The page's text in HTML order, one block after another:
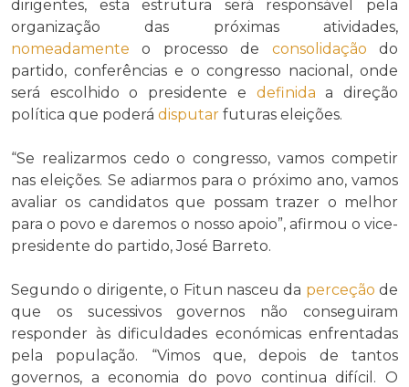
dirigentes, esta estrutura será responsável pela
organização das próximas atividades,
nomeadamente o processo de consolidação do
partido, conferências e o congresso nacional, onde
será escolhido o presidente e definida a direção
política que poderá disputar futuras eleições.
“Se realizarmos cedo o congresso, vamos competir
nas eleições. Se adiarmos para o próximo ano, vamos
avaliar os candidatos que possam trazer o melhor
para o povo e daremos o nosso apoio”, afirmou o vice-
presidente do partido, José Barreto.
Segundo o dirigente, o Fitun nasceu da perceção de
que os sucessivos governos não conseguiram
responder às dificuldades económicas enfrentadas
pela população. “Vimos que, depois de tantos
governos, a economia do povo continua difícil. O